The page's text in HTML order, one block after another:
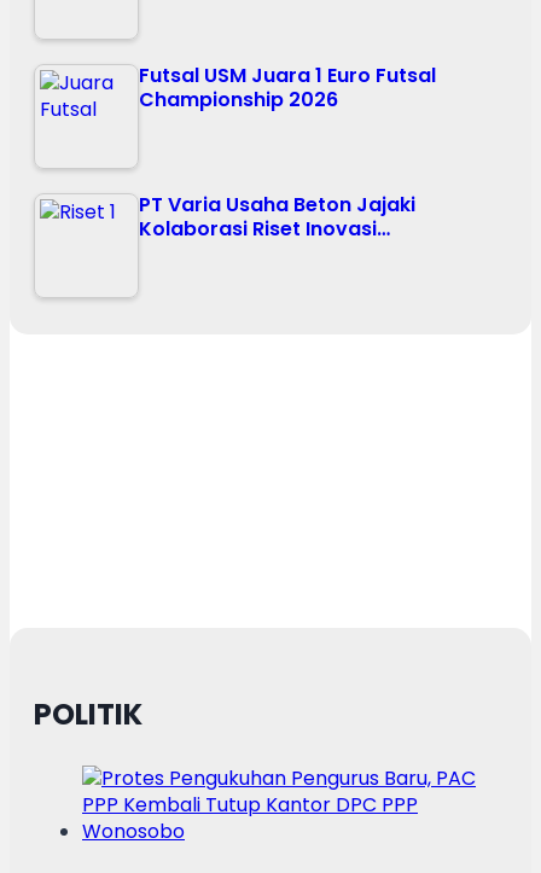
Futsal USM Juara 1 Euro Futsal
Championship 2026
PT Varia Usaha Beton Jajaki
Kolaborasi Riset Inovasi…
POLITIK